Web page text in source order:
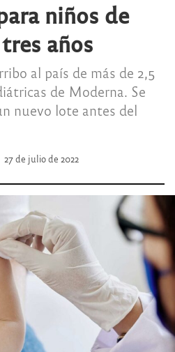
niños de
años
al país de más de 2,5
de Moderna. Se
nuevo lote antes del
27 de julio de 2022